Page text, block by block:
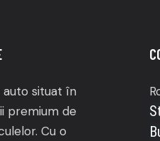
auto situat în
premium de
Cu o